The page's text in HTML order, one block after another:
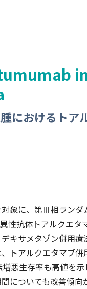
におけるトア
象に、第Ⅲ相ラン
性抗体トアルクエ
キサメタゾン併用療
トアルクエタマブ
悪生存率も高値を
についても改善傾